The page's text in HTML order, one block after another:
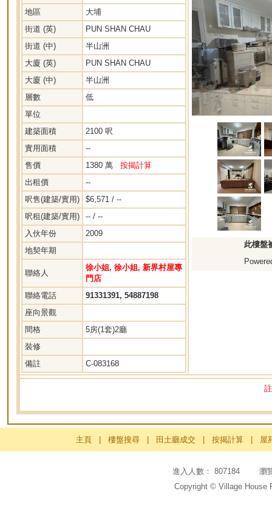
地區
大埔
街道 (英)
PUN SHAN CHAU
街道 (中)
半山洲
大廈 (英)
PUN SHAN CHAU
大廈 (中)
半山洲
層數
低
單位
建築面積
2100 呎
實用面積
--
售價
1380 萬 按揭計算
出租價
--
呎售(建築/實用)
$6,571 / --
呎租(建築/實用)
-- / --
入伙年份
2009
地契年期
聯絡人
徐小姐, 徐小姐, 新界村屋專
門店
聯絡電話
91331391, 54887198
座向景觀
間格
5房(1套)2廳
裝修
備註
C-083168
此樓盤
主頁 樓盤搜尋 田土廳成交 按揭計算 屋
進入人數： 807184 瀏
Copyright © Village House